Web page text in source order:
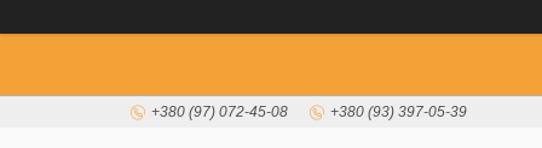
+380 (97) 072-45-08 +380 (93) 397-05-39